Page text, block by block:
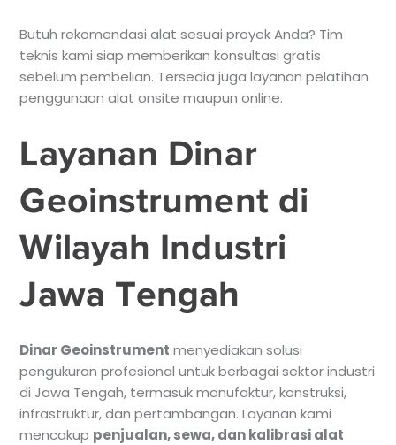
Butuh rekomendasi alat sesuai proyek Anda? Tim
teknis kami siap memberikan konsultasi gratis
sebelum pembelian. Tersedia juga layanan pelatihan
penggunaan alat onsite maupun online.
Layanan Dinar
Geoinstrument di
Wilayah Industri
Jawa Tengah
Dinar Geoinstrument menyediakan solusi
pengukuran profesional untuk berbagai sektor industri
di Jawa Tengah, termasuk manufaktur, konstruksi,
infrastruktur, dan pertambangan. Layanan kami
mencakup penjualan, sewa, dan kalibrasi alat